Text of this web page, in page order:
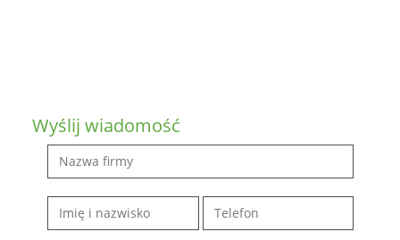
Wyślij wiadomość